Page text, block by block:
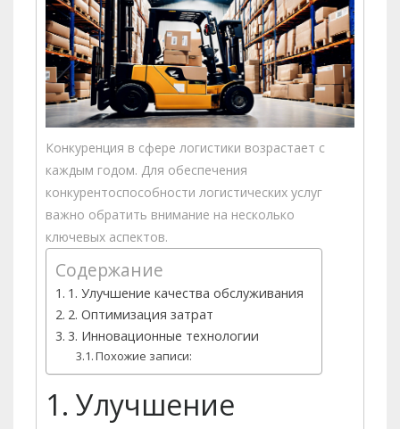
Конкуренция в сфере логистики возрастает с
каждым годом. Для обеспечения
конкурентоспособности логистических услуг
важно обратить внимание на несколько
ключевых аспектов.
Содержание
1. Улучшение качества обслуживания
2. Оптимизация затрат
3. Инновационные технологии
Похожие записи:
1. Улучшение